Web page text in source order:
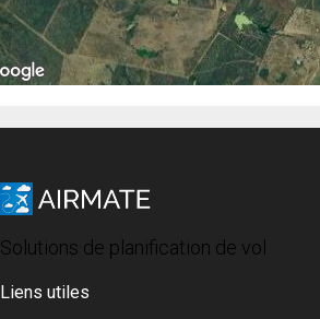
Solutions de planification de vol
Liens utiles